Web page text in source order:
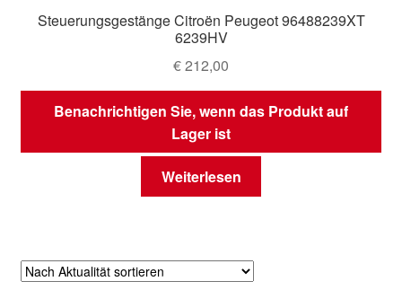
Steuerungsgestänge Citroën Peugeot 96488239XT
6239HV
€212,00
Benachrichtigen Sie, wenn das Produkt auf
Lager ist
Weiterlesen